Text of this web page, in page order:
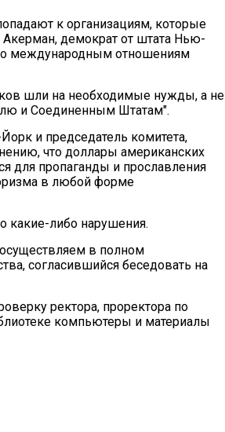
к организациям, которые
демократ от штата Нью-
международным отношениям
шли на необходимые нужды, а не
и Соединенным Штатам".
и председатель комитета,
что доллары американских
для пропаганды и прославления
в любой форме
какие-либо нарушения.
в полном
согласившийся беседовать на
ректора, проректора по
компьютеры и материалы